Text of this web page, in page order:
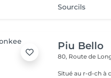
Sourcils
Piu Bello
80, Route de
Situé au r-d-ch à côté de